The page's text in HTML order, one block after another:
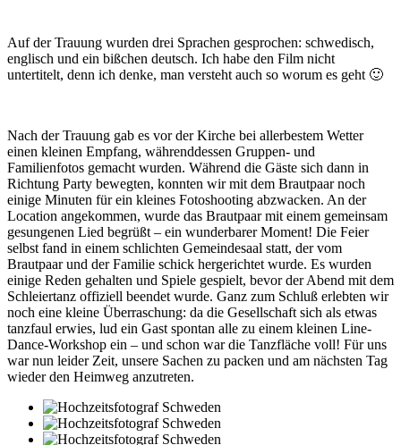
Auf der Trauung wurden drei Sprachen gesprochen: schwedisch,
englisch und ein bißchen deutsch. Ich habe den Film nicht
untertitelt, denn ich denke, man versteht auch so worum es geht 🙂
Nach der Trauung gab es vor der Kirche bei allerbestem Wetter
einen kleinen Empfang, währenddessen Gruppen- und
Familienfotos gemacht wurden. Während die Gäste sich dann in
Richtung Party bewegten, konnten wir mit dem Brautpaar noch
einige Minuten für ein kleines Fotoshooting abzwacken. An der
Location angekommen, wurde das Brautpaar mit einem gemeinsam
gesungenen Lied begrüßt – ein wunderbarer Moment! Die Feier
selbst fand in einem schlichten Gemeindesaal statt, der vom
Brautpaar und der Familie schick hergerichtet wurde. Es wurden
einige Reden gehalten und Spiele gespielt, bevor der Abend mit dem
Schleiertanz offiziell beendet wurde. Ganz zum Schluß erlebten wir
noch eine kleine Überraschung: da die Gesellschaft sich als etwas
tanzfaul erwies, lud ein Gast spontan alle zu einem kleinen Line-
Dance-Workshop ein – und schon war die Tanzfläche voll! Für uns
war nun leider Zeit, unsere Sachen zu packen und am nächsten Tag
wieder den Heimweg anzutreten.